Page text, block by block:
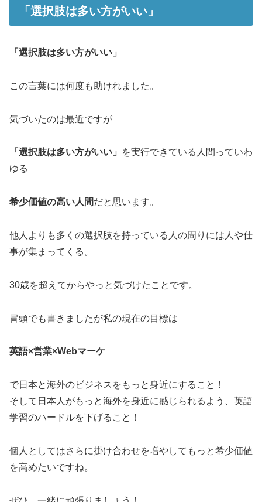
「選択肢は多い方がいい」
「選択肢は多い方がいい」
この言葉には何度も助けれました。
気づいたのは最近ですが
「選択肢は多い方がいい」
を実行できている人間っていわ
ゆる
希少価値の高い人間だと思います。
他人よりも多くの選択肢を持っている人の周りには人や仕
事が集まってくる。
30歳を超えてからやっと気づけたことです。
冒頭でも書きましたが私の現在の目標は
英語×営業×Webマーケ
で日本と海外のビジネスをもっと身近にすること！
そして日本人がもっと海外を身近に感じられるよう、英語
学習のハードルを下げること！
個人としてはさらに掛け合わせを増やしてもっと希少価値
を高めたいですね。